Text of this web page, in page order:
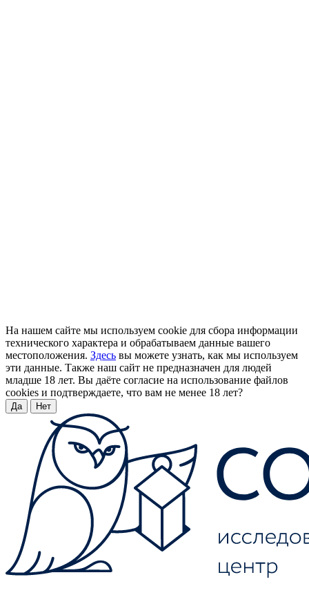
На нашем сайте мы используем cookie для сбора информации
технического характера и обрабатываем данные вашего
местоположения. Здесь вы можете узнать, как мы используем
эти данные. Также наш сайт не предназначен для людей
младше 18 лет. Вы даёте согласие на использование файлов
cookies и подтверждаете, что вам не менее 18 лет?
Да Нет